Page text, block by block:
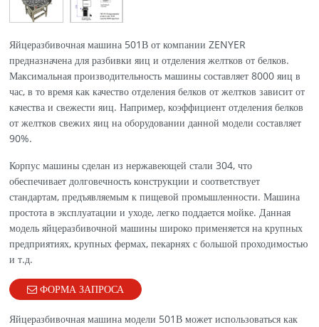
Яйцеразбивочная машина 501В от компании ZENYER
предназначена для разбивки яиц и отделения желтков от белков.
Максимальная производительность машины составляет 8000 яиц в
час, в то время как качество отделения белков от желтков зависит от
качества и свежести яиц. Например, коэффициент отделения белков
от желтков свежих яиц на оборудовании данной модели составляет
90%.
Корпус машины сделан из нержавеющей стали 304, что
обеспечивает долговечность конструкции и соответствует
стандартам, предъявляемым к пищевой промышленности. Машина
простота в эксплуатации и уходе, легко поддается мойке. Данная
модель яйцеразбивочной машины широко применяется на крупных
предприятиях, крупных фермах, пекарнях с большой проходимостью
и т.д.
ФОРМА ЗАПРОСА
Яйцеразбивочная машина модели 501В может использоваться как